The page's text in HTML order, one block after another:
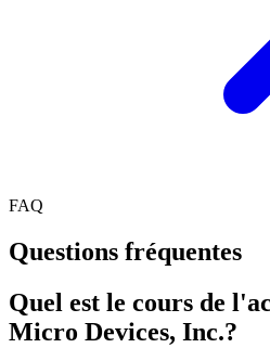
FAQ
Questions fréquentes
Quel est le cours de
Micro Devices, Inc.?